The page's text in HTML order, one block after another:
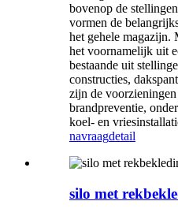
bovenop de
vormen de
het gehele magazijn.
het voornamelijk uit
bestaande uit
constructies,
zijn de
brandpreventie,
koel- en
navraagdetail
silo met